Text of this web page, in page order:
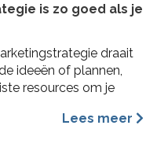
is zo goed als je
draait
ideeën of plannen,
resources om je
waar middelen
Lees meer